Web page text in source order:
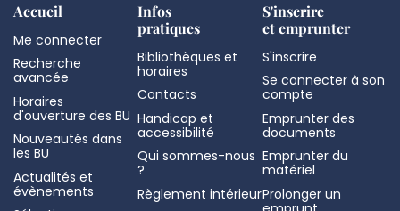
Accueil
Me connecter
Recherche
avancée
Horaires
d'ouverture des BU
Nouveautés dans
les BU
Actualités et
évènements
Infos
pratiques
Bibliothèques et
horaires
Contacts
Handicap et
accessibilité
Qui sommes-nous
?
Règlement intérieur
S'inscrire
et emprunter
S'inscrire
Se connecter à son
compte
Emprunter des
documents
Emprunter du
matériel
Prolonger un